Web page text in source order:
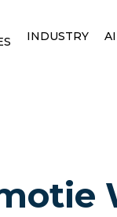
INDUSTRY